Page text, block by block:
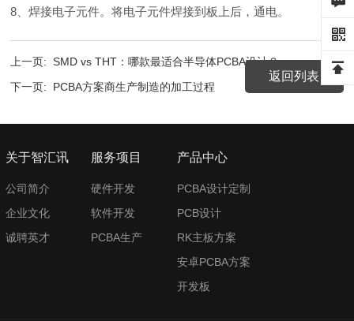
8、焊接电子元件。将电子元件焊接到板上后，通电。
返回列表
上一页:SMD vs THT：哪款最适合半导体PCBA设计？
下一页: PCBA方案商生产制造的加工过程
关于智汇讯
公司简介
企业文化
诚聘英才
服务项目
硬件开发
软件开发
PCBA生产
产品中心
PCBA设计定制
PCB设计
RK主板方案
安卓PCBA方案
开发板